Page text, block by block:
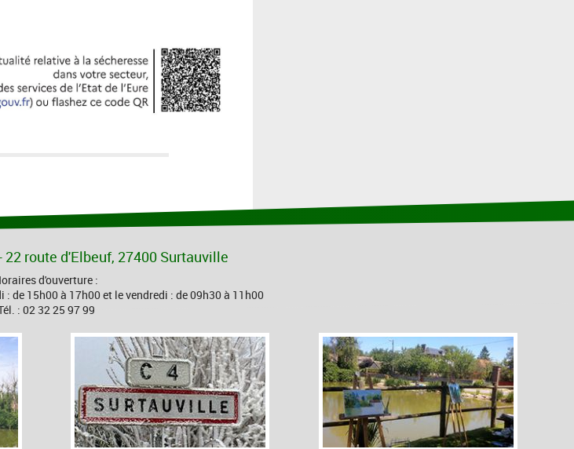
route d'Elbeuf, 27400 Surtauville
d'ouverture :
: de 15h00 à 17h00 et le vendredi : de 09h30 à 11h00
: 02 32 25 97 99